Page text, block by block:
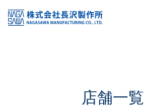
KSS加盟店・取扱店情報
店舗一覧
店舗一覧